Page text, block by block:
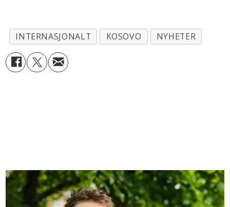
INTERNASJONALT KOSOVO NYHETER